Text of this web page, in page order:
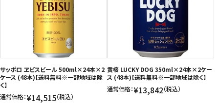
サッポロ ヱビスビール 500ml×24本×2
ケース (48本)【送料無料※一部地域は除
く】
通常価格：¥14,515（税込）
黄桜 LUCKY DOG 350ml×24本×2ケー
ス (48本)【送料無料※一部地域は除く】
通常価格：¥13,842（税込）